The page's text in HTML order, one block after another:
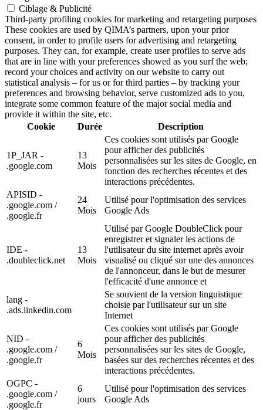
Ciblage & Publicité
Third-party profiling cookies for marketing and retargeting purposes
These cookies are used by QIMA’s partners, upon your prior
consent, in order to profile users for advertising and retargeting
purposes. They can, for example, create user profiles to serve ads
that are in line with your preferences showed as you surf the web;
record your choices and activity on our website to carry out
statistical analysis – for us or for third parties – by tracking your
preferences and browsing behavior, serve customized ads to you,
integrate some common feature of the major social media and
provide it within the site, etc.
Cookie
Durée Description
1P_JAR -
.google.com
13
Mois
Ces cookies sont utilisés par Google
pour afficher des publicités
personnalisées sur les sites de Google, en
fonction des recherches récentes et des
interactions précédentes.
APISID -
.google.com /
.google.fr
24
Mois
Utilisé pour l'optimisation des services
Google Ads
IDE -
.doubleclick.net
13
Mois
Utilisé par Google DoubleClick pour
enregistrer et signaler les actions de
l'utilisateur du site internet après avoir
visualisé ou cliqué sur une des annonces
de l'annonceur, dans le but de mesurer
l'efficacité d'une annonce et
lang -
.ads.linkedin.com
Se souvient de la version linguistique
choisie par l'utilisateur sur un site
Internet
NID -
.google.com /
.google.fr
6
Mois
Ces cookies sont utilisés par Google
pour afficher des publicités
personnalisées sur les sites de Google,
basées sur des recherches récentes et des
interactions précédentes.
OGPC -
.google.com /
.google.fr
6
jours
Utilisé pour l'optimisation des services
Google Ads